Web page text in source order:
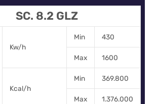
SC. 8.2 GLZ
Kw/h
Min 430
Max 1600
Kcal/h
Min 369.800
Max 1.376.000